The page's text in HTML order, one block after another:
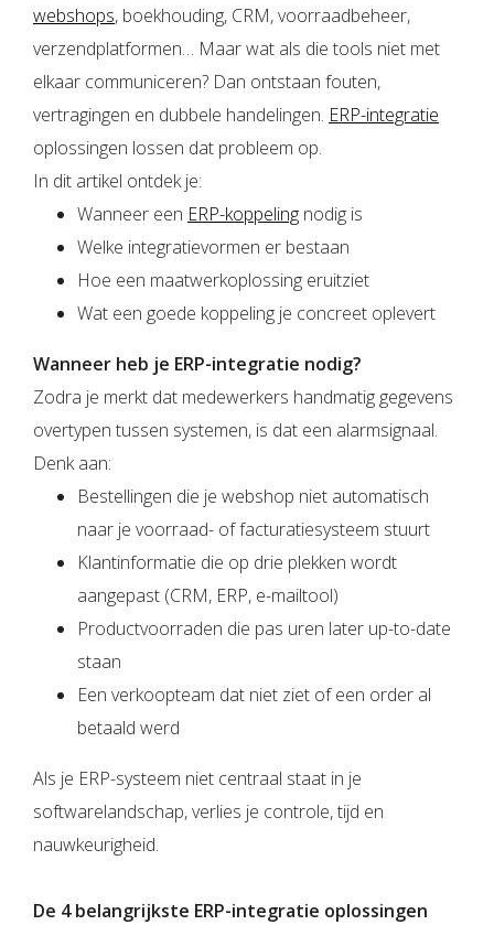
webshops, boekhouding, CRM, voorraadbeheer,
verzendplatformen… Maar wat als die tools niet met
elkaar communiceren? Dan ontstaan fouten,
vertragingen en dubbele handelingen. ERP-integratie
oplossingen lossen dat probleem op.
In dit artikel ontdek je:
Wanneer een ERP-koppeling nodig is
Welke integratievormen er bestaan
Hoe een maatwerkoplossing eruitziet
Wat een goede koppeling je concreet oplevert
Wanneer heb je ERP-integratie nodig?
Zodra je merkt dat medewerkers handmatig gegevens
overtypen tussen systemen, is dat een alarmsignaal.
Denk aan:
Bestellingen die je webshop niet automatisch
naar je voorraad- of facturatiesysteem stuurt
Klantinformatie die op drie plekken wordt
aangepast (CRM, ERP, e-mailtool)
Productvoorraden die pas uren later up-to-date
staan
Een verkoopteam dat niet ziet of een order al
betaald werd
Als je ERP-systeem niet centraal staat in je
softwarelandschap, verlies je controle, tijd en
nauwkeurigheid.
De 4 belangrijkste ERP-integratie oplossingen